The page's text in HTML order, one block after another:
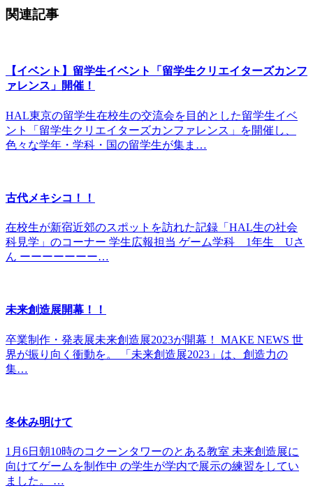
関連記事
【イベント】留学生イベント「留学生クリエイターズカンフ
ァレンス」開催！
HAL東京の留学生在校生の交流会を目的とした留学生イベ
ント「留学生クリエイターズカンファレンス」を開催し、
色々な学年・学科・国の留学生が集ま…
古代メキシコ！！
在校生が新宿近郊のスポットを訪れた記録「HAL生の社会
科見学」のコーナー 学生広報担当 ゲーム学科 1年生 Uさ
ん ーーーーーーー…
未来創造展開幕！！
卒業制作・発表展未来創造展2023が開幕！ MAKE NEWS 世
界が振り向く衝動を。 「未来創造展2023」は、創造力の
集…
冬休み明けて
1月6日朝10時のコクーンタワーのとある教室 未来創造展に
向けてゲームを制作中 の学生が学内で展示の練習をしてい
ました。 …